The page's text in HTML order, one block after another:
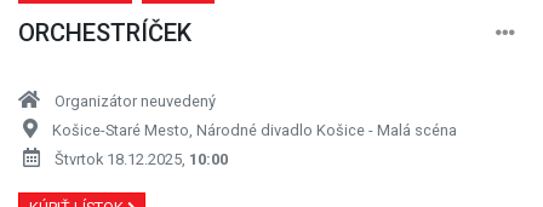
ORCHESTRÍČEK
Organizátor neuvedený
Košice-Staré Mesto, Národné divadlo Košice - Malá scéna
Štvrtok 18.12.2025, 10:00